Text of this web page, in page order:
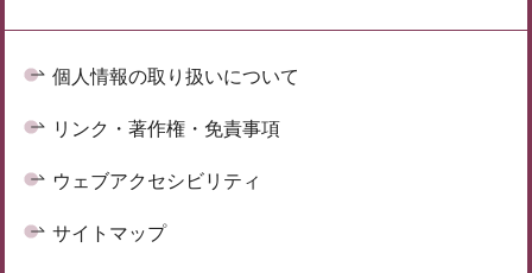
個人情報の取り扱いについて
リンク・著作権・免責事項
ウェブアクセシビリティ
サイトマップ